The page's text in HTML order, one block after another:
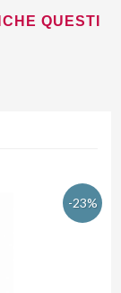
QUESTI
-23%